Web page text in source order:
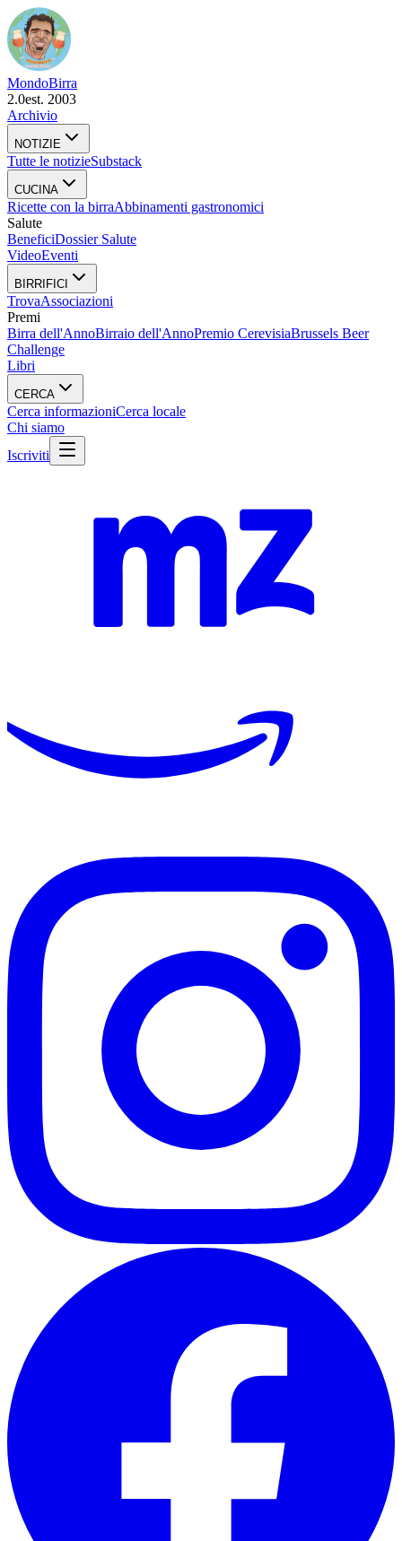
MondoBirra
2.0est. 2003
Archivio
NOTIZIE
Tutte le notizieSubstack
CUCINA
Ricette con la birraAbbinamenti gastronomici
Salute
BeneficiDossier Salute
VideoEventi
BIRRIFICI
TrovaAssociazioni
Premi
Birra dell'AnnoBirraio dell'AnnoPremio CerevisiaBrussels Beer
Challenge
Libri
CERCA
Cerca informazioniCerca locale
Chi siamo
Iscriviti